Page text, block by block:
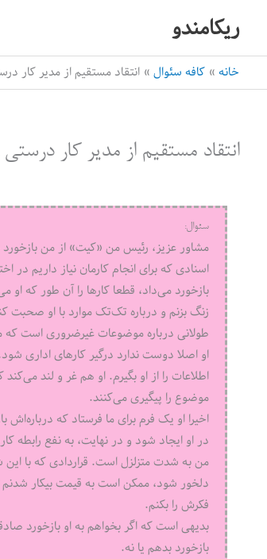
محتوا
ریکامندو
خانه کافه سئوال انتقاد مستقیم از مدیر کار
انتقاد مستقیم از مدیر کار
سئوال:
مشاور عزیز، رئیس من «کیت» از من
اسنادی که برای انجام کارمان نیاز داریم در
بازخورد می‌داد، قطعا کارها را آن‌ طور که
زنگ بزنم و درباره تک‌تک موارد با او صحبت
طولانی درباره موضوعات غیرضروری است که
او اصلا دوست ندارد درگیر کارهای اداری
اطلاعات را از او بگیرم. او هم غر و لند
موضوع را پیگیری می‌کنند.
اخیرا او یک فرم برای ما فرستاد که درباره‌اش
در او ایجاد شود و در نهایت، به نفع رابطه
من به شدت متزلزل است. قراردادی که با
دلخور شود، ممکن است به قیمت بیکار
فکرش را بکنم.
بدیهی است که اگر بخواهم به او بازخورد
بازخورد بدهم یا نه.